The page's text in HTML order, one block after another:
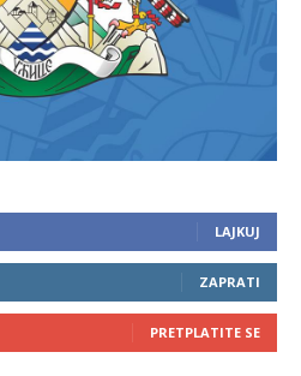
LAJKUJ
ZAPRATI
PRETPLATITE SE